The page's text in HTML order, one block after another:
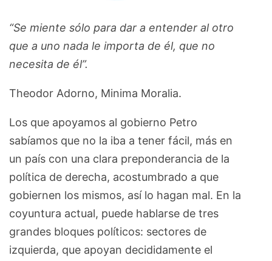
“Se miente sólo para dar a entender al otro
que a uno nada le importa de él, que no
necesita de él”.
Theodor Adorno, Minima Moralia.
Los que apoyamos al gobierno Petro
sabíamos que no la iba a tener fácil, más en
un país con una clara preponderancia de la
política de derecha, acostumbrado a que
gobiernen los mismos, así lo hagan mal. En la
coyuntura actual, puede hablarse de tres
grandes bloques políticos: sectores de
izquierda, que apoyan decididamente el